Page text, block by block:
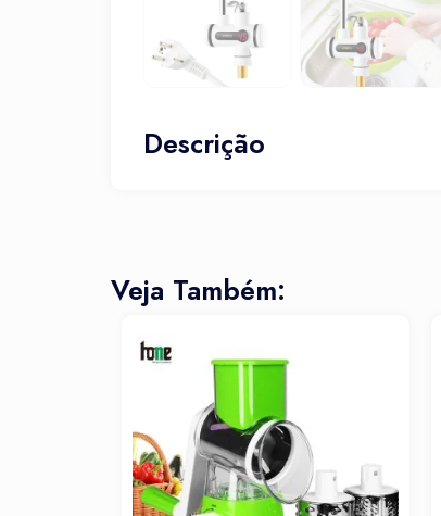
Descrição
Veja Também: